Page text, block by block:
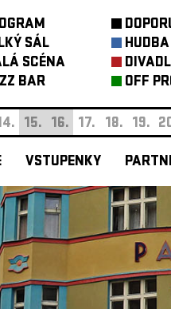
SÁL
SCÉNA
BAR
HUDBA
OFF
15. 16. 17. 18. 19.
VSTUPENKY